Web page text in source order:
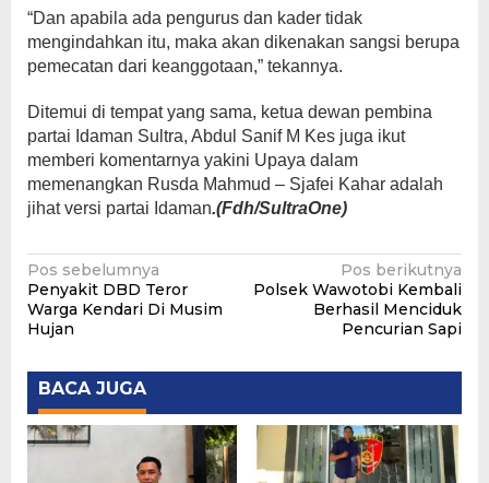
“Dan apabila ada pengurus dan kader tidak
mengindahkan itu, maka akan dikenakan sangsi berupa
pemecatan dari keanggotaan,” tekannya.
Ditemui di tempat yang sama, ketua dewan pembina
partai Idaman Sultra, Abdul Sanif M Kes juga ikut
memberi komentarnya yakini Upaya dalam
memenangkan Rusda Mahmud – Sjafei Kahar adalah
jihat versi partai Idaman.(Fdh/SultraOne)
Navigasi
pos
Pos sebelumnya
Penyakit DBD Teror
Warga Kendari Di Musim
Hujan
Pos berikutnya
Polsek Wawotobi Kembali
Berhasil Menciduk
Pencurian Sapi
BACA JUGA